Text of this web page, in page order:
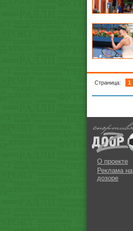
Страница: 1
О проекте
Реклама на
дозоре